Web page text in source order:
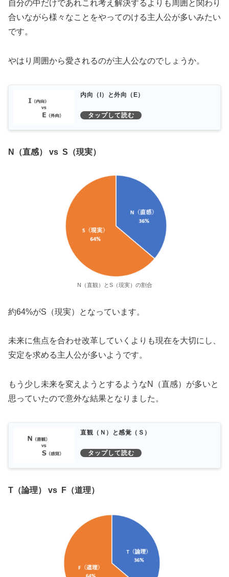
自分の中だけであれこれ考え解決するよりも周囲と関わり
合いながら様々なことをやってのける主人公が多いみたい
です。
やはり周囲から愛されるのが主人公なのでしょうか。
内向（I）と外向（E）
N（直感） vs S（現実）
N（直観）とS（現実）の割合
約64%がS（現実）となっています。
未来に焦点を合わせ改革していくよりも現在を大切にし、
安定を求める主人公が多いようです。
もう少し未来を変えようとするようなN（直感）が多いと
思っていたので意外な結果となりました。
直観（Ｎ）と感覚（Ｓ）
T（論理） vs F（道理）